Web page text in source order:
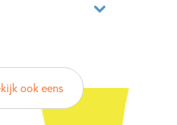
en kennis
succesvol
ook eens